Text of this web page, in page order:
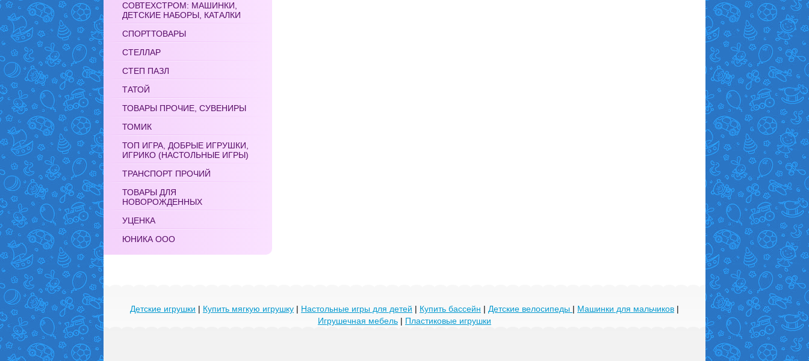
СОВТЕХСТРОМ: МАШИНКИ,
ДЕТСКИЕ НАБОРЫ, КАТАЛКИ
СПОРТТОВАРЫ
СТЕЛЛАР
СТЕП ПАЗЛ
ТАТОЙ
ТОВАРЫ ПРОЧИЕ, СУВЕНИРЫ
ТОМИК
ТОП ИГРА, ДОБРЫЕ ИГРУШКИ,
ИГРИКО (НАСТОЛЬНЫЕ ИГРЫ)
ТРАНСПОРТ ПРОЧИЙ
ТОВАРЫ ДЛЯ
НОВОРОЖДЕННЫХ
УЦЕНКА
ЮНИКА ООО
Детские игрушки | Купить мягкую игрушку | Настольные игры для детей | Купить бассейн | Детские велосипеды | Машинки для мальчиков |
Игрушечная мебель | Пластиковые игрушки